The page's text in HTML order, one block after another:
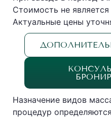
Стоимость не
Актуальные цены
Назначение видов
процедур